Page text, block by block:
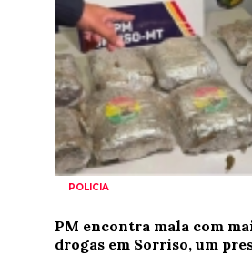
POLICIA
PM encontra mala com
drogas em Sorriso, um